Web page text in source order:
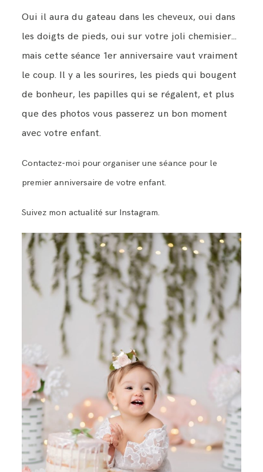
Oui il aura du gateau dans les cheveux, oui dans
les doigts de pieds, oui sur votre joli chemisier…
mais cette séance 1er anniversaire vaut vraiment
le coup. Il y a les sourires, les pieds qui bougent
de bonheur, les papilles qui se régalent, et plus
que des photos vous passerez un bon moment
avec votre enfant.
Contactez-moi pour organiser une séance pour le
premier anniversaire de votre enfant.
Suivez mon actualité sur Instagram.